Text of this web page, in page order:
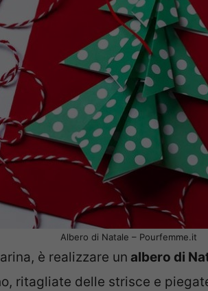
Albero di Natale – Pourfemme.it
è realizzare un albero di
ritagliate delle strisce e